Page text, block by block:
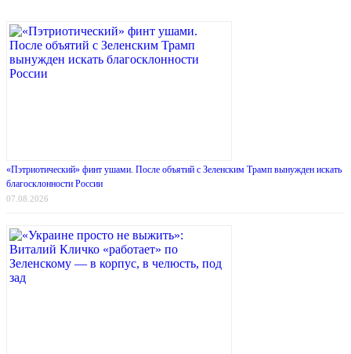
«Пэтриотический» финт ушами. После объятий с Зеленским Трамп вынужден искать
благосклонности России
07.08.2026